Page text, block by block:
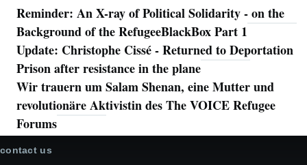
Reminder: An X-ray of Political Solidarity - on the
Background of the RefugeeBlackBox Part 1
Update: Christophe Cissé - Returned to Deportation
Prison after resistance in the plane
Wir trauern um Salam Shenan, eine Mutter und
revolutionäre Aktivistin des The VOICE Refugee
Forums
contact us